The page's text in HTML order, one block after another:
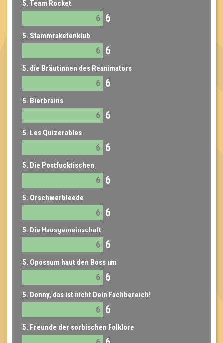
5. Team Rocket
6 6
5. Stammraketenklub
6 6
5. die Bräutinnen des Reanimators
6 6
5. Bierbrains
6 6
5. Les Quizerables
6 6
5. Die Postfucktischen
6 6
5. Orschwerbleede
6 6
5. Die Hausgemeinschaft
6 6
5. Opossum haut den Boss um
6 6
5. Donny, das ist nicht Dein Fachbereich!
6 6
5. Freunde der sorbischen Folklore